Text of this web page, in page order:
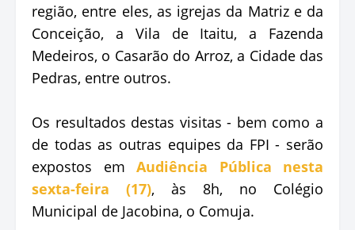
região, entre eles, as igrejas da Matriz e da
Conceição, a Vila de Itaitu, a Fazenda
Medeiros, o Casarão do Arroz, a Cidade das
Pedras, entre outros.
Os resultados destas visitas - bem como a
de todas as outras equipes da FPI - serão
expostos em Audiência Pública nesta
sexta-feira (17), às 8h, no Colégio
Municipal de Jacobina, o Comuja.